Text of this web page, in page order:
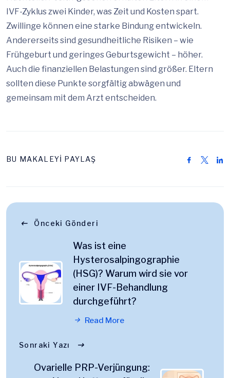
IVF-Zyklus zwei Kinder, was Zeit und Kosten spart.
Zwillinge können eine starke Bindung entwickeln.
Andererseits sind gesundheitliche Risiken – wie
Frühgeburt und geringes Geburtsgewicht – höher.
Auch die finanziellen Belastungen sind größer. Eltern
sollten diese Punkte sorgfältig abwägen und
gemeinsam mit dem Arzt entscheiden.
BU MAKALEYİ PAYLAŞ
Önceki Gönderi
Was ist eine
Hysterosalpingographie
(HSG)? Warum wird sie vor
einer IVF-Behandlung
durchgeführt?
Read More
Sonraki Yazı
Ovarielle PRP-Verjüngung: